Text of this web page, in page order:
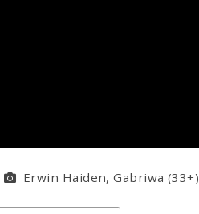
Erwin Haiden, Gabriwa (33+)